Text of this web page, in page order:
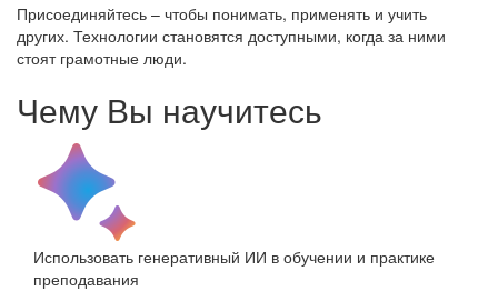
Присоединяйтесь – чтобы понимать, применять и учить
других. Технологии становятся доступными, когда за ними
стоят грамотные люди.
Чему Вы научитесь
Использовать генеративный ИИ в обучении и практике
преподавания